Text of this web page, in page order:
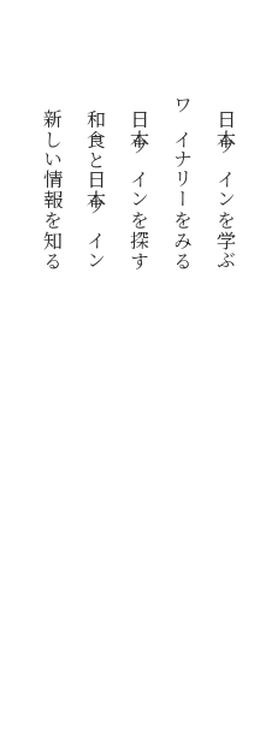
日本ワインを学ぶ
ワイナリーをみる
日本ワインを探す
和食と日本ワイン
新しい情報を知る